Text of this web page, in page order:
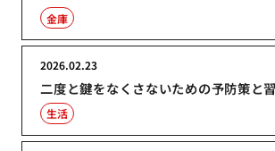
金庫
二度と鍵をなくさないための予防策と
2026.02.23
生活